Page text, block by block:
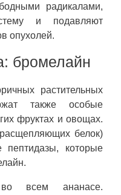
радикалами,
и подавляют
опухолей.
бромелайн
растительных
также особые
фруктах и овощах.
белок)
которые
во всем ананасе.